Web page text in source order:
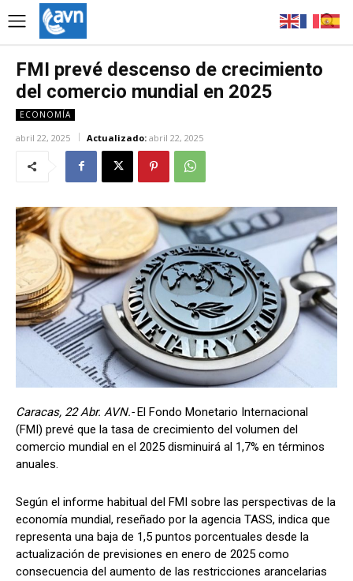
FMI prevé descenso de crecimiento
del comercio mundial en 2025
ECONOMÍA
abril 22, 2025 Actualizado: abril 22, 2025
Caracas, 22 Abr. AVN.-El Fondo Monetario Internacional
(FMI) prevé que la tasa de crecimiento del volumen del
comercio mundial en el 2025 disminuirá al 1,7% en términos
anuales.
Según el informe habitual del FMI sobre las perspectivas de la
economía mundial, reseñado por la agencia TASS, indica que
representa una baja de 1,5 puntos porcentuales desde la
actualización de previsiones en enero de 2025 como
consecuencia del aumento de las restricciones arancelarias